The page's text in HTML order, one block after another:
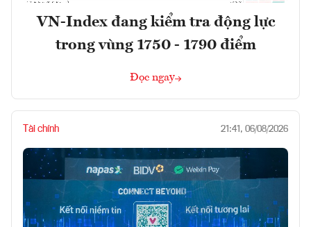
VN-Index đang kiểm tra động lực
trong vùng 1750 - 1790 điểm
Đọc ngay
Tài chính 21:41, 06/08/2026